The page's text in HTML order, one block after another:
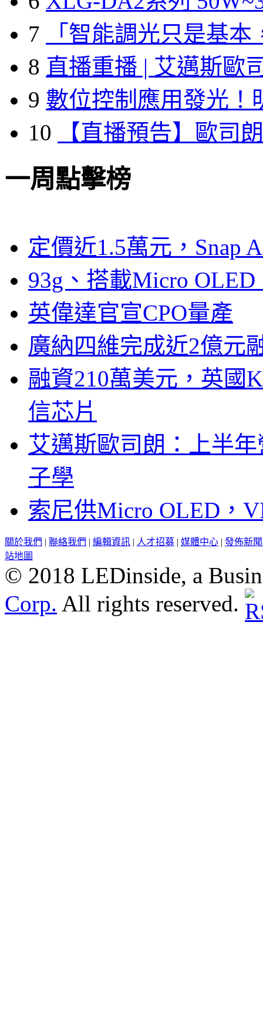
7
「智能調光只是基本
8 直播重播 | 艾邁斯歐
9 數位控制應用發光！
10
【直播預告】歐司
一周點擊榜
定價近1.5萬元，Snap
93g、搭載Micro
英偉達官宣CPO量產
廣納四維完成近2億元
融資210萬美元，英國
信芯片
艾邁斯歐司朗：上半
子學
索尼供Micro OLED，
關於我們 | 聯絡我們 | 編輯資訊 | 人才招募 | 媒體中心 | 發佈新
站地圖
© 2018 LEDinside, a
Corp. All rights reserved.